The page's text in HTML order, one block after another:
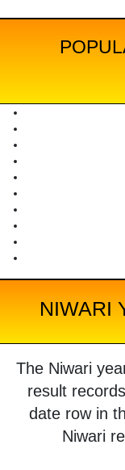
NIWARI
The Niwari
result
date row in
Niwari